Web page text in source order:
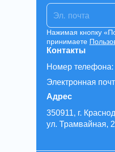
Контакты
Номер телефона:
Электронная
Адрес
350911, г.
ул. Трамвайная,
Нажимая кнопку
принимаете